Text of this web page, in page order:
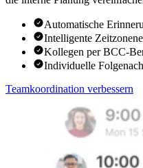
Automatische
Intelligente
Kollegen per BCC-
Individuelle
Teamkoordination verbessern